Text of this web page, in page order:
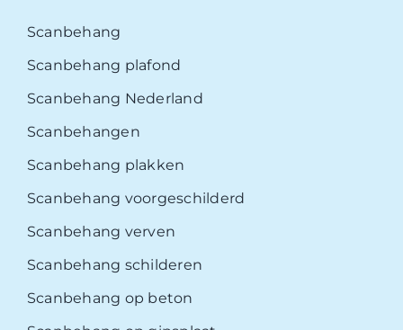
Scanbehang
Scanbehang plafond
Scanbehang Nederland
Scanbehangen
Scanbehang plakken
Scanbehang voorgeschilderd
Scanbehang verven
Scanbehang schilderen
Scanbehang op beton